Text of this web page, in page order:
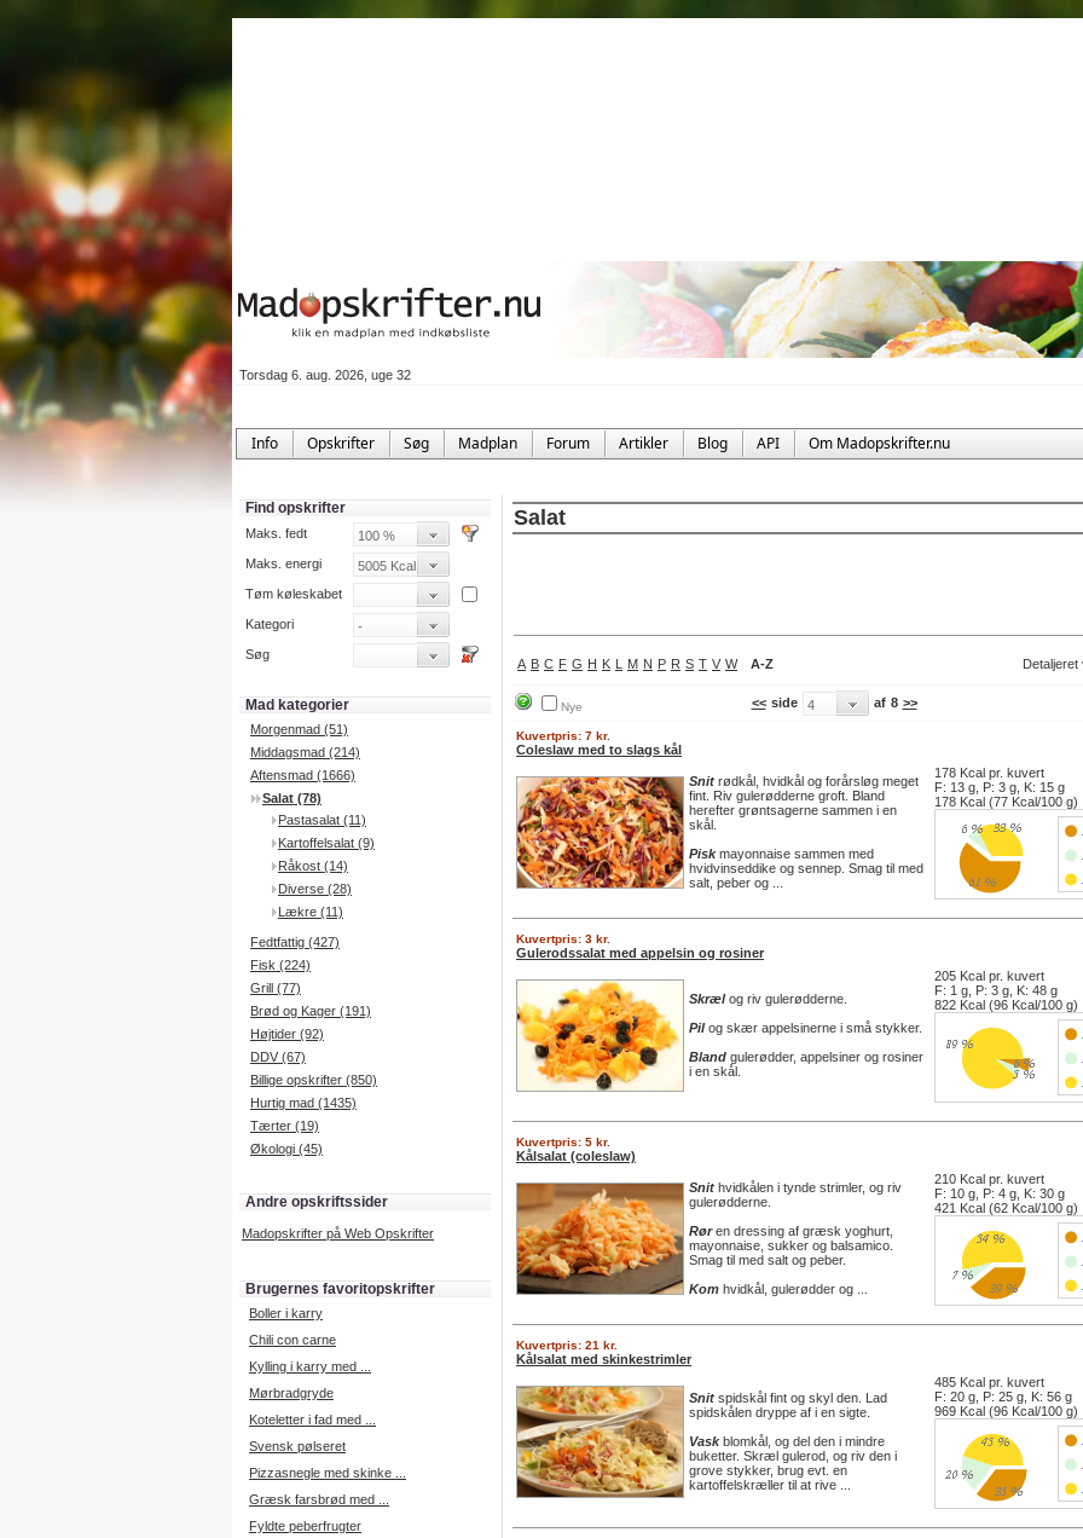
Torsdag 6. aug. 2026, uge 32
Info Opskrifter Søg Madplan Forum Artikler Blog API Om Madopskrifter.nu
Find opskrifter
Maks. fedt
Maks. energi
Tøm køleskabet
Kategori
Søg
Mad kategorier
Morgenmad (51)
Middagsmad (214)
Aftensmad (1666)
Salat (78)
Pastasalat (11)
Kartoffelsalat (9)
Råkost (14)
Diverse (28)
Lækre (11)
Fedtfattig (427)
Fisk (224)
Grill (77)
Brød og Kager (191)
Højtider (92)
DDV (67)
Billige opskrifter (850)
Hurtig mad (1435)
Tærter (19)
Økologi (45)
Andre opskriftssider
Madopskrifter på Web Opskrifter
Brugernes favoritopskrifter
Boller i karry
Chili con carne
Kylling i karry med ...
Mørbradgryde
Koteletter i fad med ...
Svensk pølseret
Pizzasnegle med skinke ...
Græsk farsbrød med ...
Fyldte peberfrugter
Salat
A B C F G H K L M N P R S T V W A-Z Detaljeret
Nye << side af 8 >>
Kuvertpris: 7 kr.
Coleslaw med to slags kål
Snit rødkål, hvidkål og forårsløg meget
fint. Riv gulerødderne groft. Bland
herefter grøntsagerne sammen i en
skål.
Piskmayonnaise sammen med
hvidvinseddike og sennep. Smag til med
salt, peber og ...
178 Kcal pr. kuvert
F: 13 g, P: 3 g, K: 15 g
178 Kcal (77 Kcal/100 g)
Kuvertpris: 3 kr.
Gulerodssalat med appelsin og rosiner
Skrælog riv gulerødderne.
Pilog skær appelsinerne i små stykker.
Bland gulerødder, appelsiner og rosiner
i en skål.
205 Kcal pr. kuvert
F: 1 g, P: 3 g, K: 48 g
822 Kcal (96 Kcal/100 g)
Kuvertpris: 5 kr.
Kålsalat (coleslaw)
Snit hvidkålen i tynde strimler, og riv
gulerødderne.
Røren dressing af græsk yoghurt,
mayonnaise, sukker og balsamico.
Smag til med salt og peber.
Kom hvidkål, gulerødder og ...
210 Kcal pr. kuvert
F: 10 g, P: 4 g, K: 30 g
421 Kcal (62 Kcal/100 g)
Kuvertpris: 21 kr.
Kålsalat med skinkestrimler
Snit spidskål fint og skyl den. Lad
spidskålen dryppe af i en sigte.
Vaskblomkål, og del den i mindre
buketter. Skræl gulerod, og riv den i
grove stykker, brug evt. en
kartoffelskræller til at rive ...
485 Kcal pr. kuvert
F: 20 g, P: 25 g, K: 56 g
969 Kcal (96 Kcal/100 g)